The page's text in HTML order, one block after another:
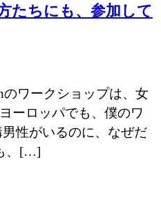
たちにも、参加して
のワークショップは、女
ーロッパでも、僕のワ
性がいるのに、なぜだ
、[…]